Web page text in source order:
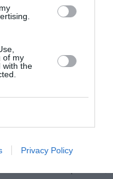
of my
with the
Privacy Policy
qui chute de 6 à
4 sièges du Noun-
sièges du Nyong-et-
du Cameroun) fait
Ngoa Ekellé. Idem
pour la
avec le siège